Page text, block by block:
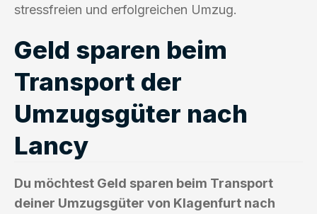
stressfreien und erfolgreichen Umzug.
Geld sparen beim
Transport der
Umzugsgüter nach
Lancy
Du möchtest Geld sparen beim Transport
deiner Umzugsgüter von Klagenfurt nach